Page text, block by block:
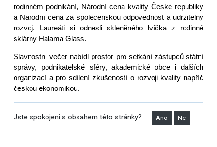
rodinném podnikání, Národní cena kvality České republiky
a Národní cena za společenskou odpovědnost a udržitelný
rozvoj. Laureáti si odnesli skleněného lvíčka z rodinné
sklárny Halama Glass.
Slavnostní večer nabídl prostor pro setkání zástupců státní
správy, podnikatelské sféry, akademické obce i dalších
organizací a pro sdílení zkušeností o rozvoji kvality napříč
českou ekonomikou.
Jste spokojeni s obsahem této stránky? Ano Ne